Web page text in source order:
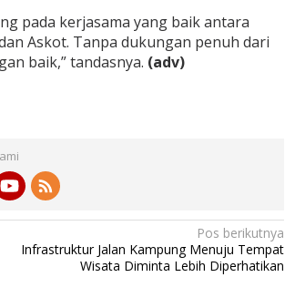
pada kerjasama yang baik antara
Askot. Tanpa dukungan penuh dari
baik,” tandasnya. (adv)
Pos berikutnya
Infrastruktur Jalan Kampung Menuju Tempat
Wisata Diminta Lebih Diperhatikan